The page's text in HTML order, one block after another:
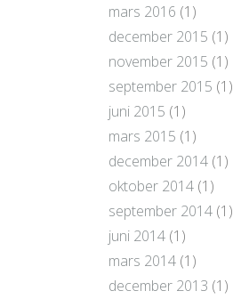
mars 2016 (1)
december 2015 (1)
november 2015 (1)
september 2015 (1)
juni 2015 (1)
mars 2015 (1)
december 2014 (1)
oktober 2014 (1)
september 2014 (1)
juni 2014 (1)
mars 2014 (1)
december 2013 (1)